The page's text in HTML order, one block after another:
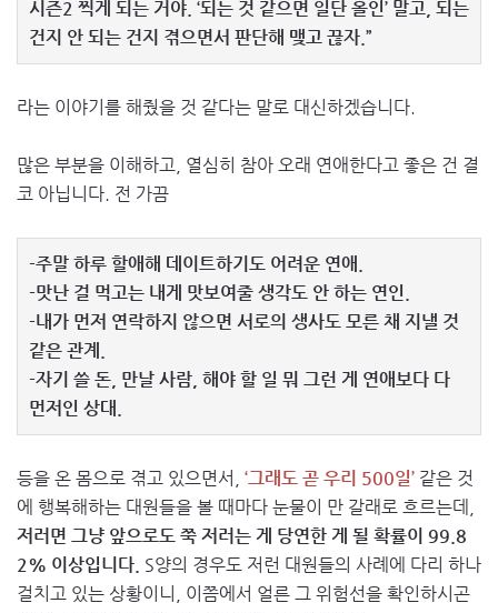
시즌2 찍게 되는 거야. ‘되는 것 같으면 일단 올인’ 말고, 되는
건지 안 되는 건지 겪으면서 판단해 맺고 끊자.”
라는 이야기를 해줬을 것 같다는 말로 대신하겠습니다.
많은 부분을 이해하고, 열심히 참아 오래 연애한다고 좋은 건 결
코 아닙니다. 전 가끔
-주말 하루 할애해 데이트하기도 어려운 연애.
-맛난 걸 먹고는 내게 맛보여줄 생각도 안 하는 연인.
-내가 먼저 연락하지 않으면 서로의 생사도 모른 채 지낼 것
같은 관계.
-자기 쓸 돈, 만날 사람, 해야 할 일 뭐 그런 게 연애보다 다
먼저인 상대.
등을 온 몸으로 겪고 있으면서, ‘그래도 곧 우리 500일’ 같은 것
에 행복해하는 대원들을 볼 때마다 눈물이 만 갈래로 흐르는데,
저러면 그냥 앞으로도 쭉 저러는 게 당연한 게 될 확률이 99.8
2% 이상입니다. S양의 경우도 저런 대원들의 사례에 다리 하나
걸치고 있는 상황이니, 이쯤에서 얼른 그 위험선을 확인하시곤